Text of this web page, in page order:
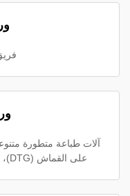
آلات طباعة متطورة
على القماش (DTG)، وطباعة مباشرة على الفيلم (DTF)